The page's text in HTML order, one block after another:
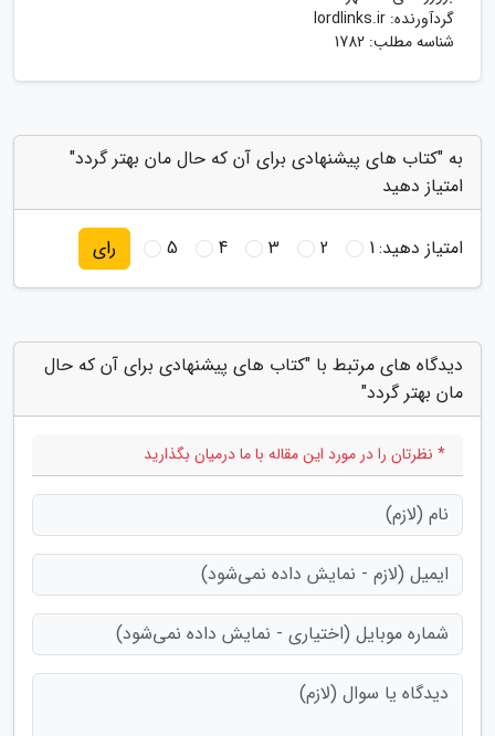
گردآورنده: lordlinks.ir
شناسه مطلب: 1782
به "کتاب های پیشنهادی برای آن که حال مان بهتر گردد"
امتیاز دهید
امتیاز دهید:1
2
3
4
5 رای
دیدگاه های مرتبط با "کتاب های پیشنهادی برای آن که حال
مان بهتر گردد"
* نظرتان را در مورد این مقاله با ما درمیان بگذارید